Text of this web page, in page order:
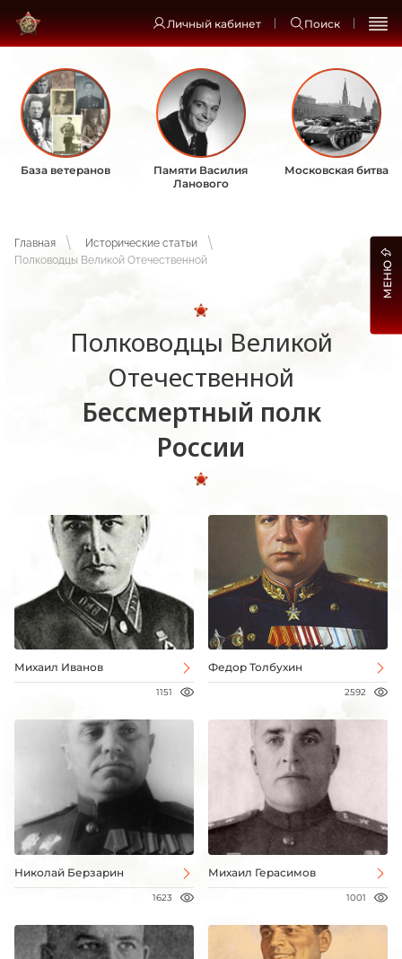
Личный кабинет Поиск
База ветеранов
Памяти Василия
Ланового
Московская битва
Главная
Исторические статьи
Полководцы Великой Отечественной
Полководцы Великой
Отечественной
Бессмертный полк
России
Михаил Иванов
1151
Федор Толбухин
2592
Николай Берзарин
1623
Михаил Герасимов
1001
МЕНЮ